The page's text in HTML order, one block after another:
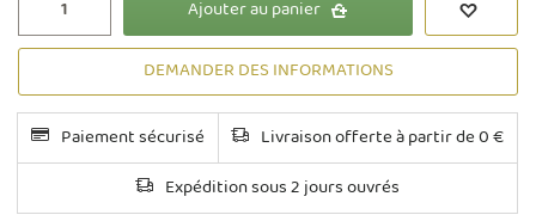
Ajouter au panier
DEMANDER DES INFORMATIONS
Paiement sécurisé
Livraison offerte à partir de 0 €
Expédition sous 2 jours ouvrés